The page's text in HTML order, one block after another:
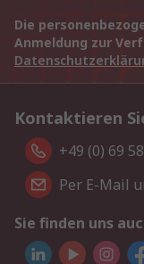
Die
Anmeldung zur
Kontaktieren
+49 (0) 69
Per E-Mail
Sie finden uns